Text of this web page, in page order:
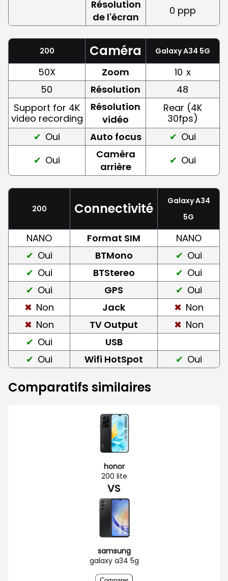
Résolution
de l'écran
0 ppp
200 Caméra Galaxy A34 5G
50X Zoom 10 x
50
Résolution
48
Support for 4K
video recording
Résolution
vidéo
Rear (4K
30fps)
Oui
Auto focus
Oui
Oui
Caméra
arrière
Oui
200 Connectivité
Galaxy A34
5G
NANO Format SIM
NANO
Oui
BTMono
Oui
Oui
BTStereo
Oui
Oui
GPS
Oui
Non
Jack
Non
Non
TV Output
Non
Oui
USB
Oui
Wifi HotSpot Oui
Comparatifs similaires
honor
200 lite
VS
samsung
galaxy a34 5g